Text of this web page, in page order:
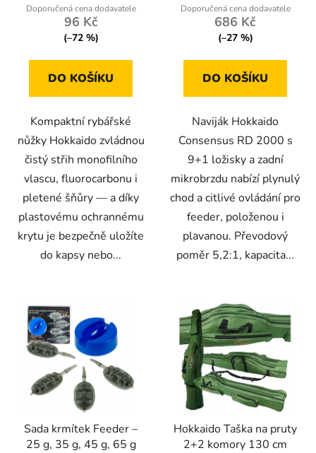
5,0
z
hvězdiček.
96 Kč
(–72 %)
DO KOŠÍKU
Kompaktní rybářské
nůžky Hokkaido zvládnou
čistý střih monofilního
vlascu, fluorocarbonu i
pletené šňůry — a díky
plastovému ochrannému
krytu je bezpečně uložíte
do kapsy nebo...
686 Kč
(–27 %)
DO KOŠÍKU
Naviják Hokkaido
Consensus RD 2000 s
9+1 ložisky a zadní
mikrobrzdu nabízí plynulý
chod a citlivé ovládání pro
feeder, položenou i
plavanou. Převodový
poměr 5,2:1, kapacita...
Sada krmítek Feeder –
25 g, 35 g, 45 g, 65 g
Hokkaido Taška na pruty
2+2 komory 130 cm